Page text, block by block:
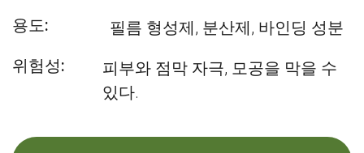
용도:
필름 형성제, 분산제, 바인딩 성분
위험성:
피부와 점막 자극, 모공을 막을 수
있다.